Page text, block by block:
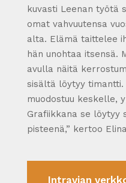
kuvasti Leenan työtä
omat vahvuutensa
alta. Elämä taittelee
hän unohtaa itsensä.
avulla näitä
sisältä löytyy timantti.
muodostuu keskelle,
Grafiikkana se löytyy
pisteenä,” kertoo
Intravian